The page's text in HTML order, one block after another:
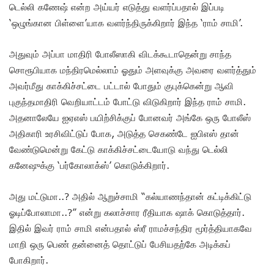
டெல்லி கணேஷ் என்ற அய்யர் எடுத்து வளர்ப்பதால் இப்படி
‘ஒழுங்கான பிள்ளை’யாக வளர்ந்திருக்கிறார் இந்த ‘ராம் சாமி’.
அதுவும் அப்பா மாதிரி போலீஸாகி விடக்கூடாதென்று சாந்த
சொரூபியாக மந்திரமெல்லாம் ஓதும் அளவுக்கு அவரை வளர்த்தும்
அவர்மீது காக்கிச்சட்டை பட்டால் போதும் குபுக்கென்று ஆவி
புகுந்தமாதிரி வெறியாட்டம் போட்டு விடுகிறார் இந்த ராம் சாமி.
அதனாலேயே ஐஏஎஸ் பயிற்சிக்குப் போனவர் அங்கே ஒரு போலீஸ்
அதிகாரி உரசிவிட்டுப் போக, அடுத்த செகண்டே ஐபிஎஸ் தான்
வேண்டுமென்று கேட்டு காக்கிச்சட்டையோடு வந்து டெல்லி
கனேஷுக்கு ‘பர்கோலாக்ஸ்’ கொடுக்கிறார்.
அது மட்டுமா..? அதில் ஆறுச்சாமி “கல்யாணந்தான் கட்டிக்கிட்டு
ஓடிப்போலாமா..?” என்று கலாச்சார ரீதியாக ஷாக் கொடுத்தார்.
இதில் இவர் ராம் சாமி என்பதால் ஸ்ரீ ராமச்சந்திர மூர்த்தியாகவே
மாறி ஒரு பெண் தன்னைத் தொட்டுப் பேசியதற்கே அடிக்கப்
போகிறார்.